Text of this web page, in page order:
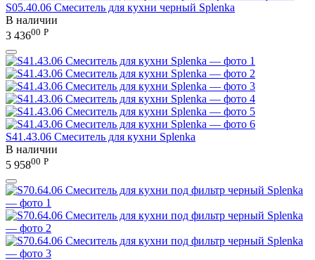
S05.40.06 Смеситель для кухни черный Splenka
В наличии
3 43600 Р
S41.43.06 Смеситель для кухни Splenka
В наличии
5 95800 Р